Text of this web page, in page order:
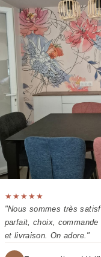
★★★★★
"Nous sommes très
parfait, choix,
et livraison. On adore."